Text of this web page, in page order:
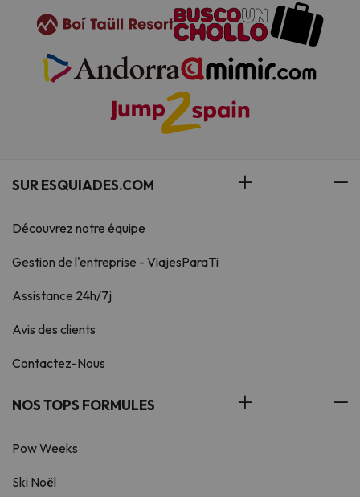
SUR ESQUIADES.COM
Découvrez notre équipe
Gestion de l'entreprise - ViajesParaTi
Assistance 24h/7j
Avis des clients
Contactez-Nous
NOS TOPS FORMULES
Pow Weeks
Ski Noël